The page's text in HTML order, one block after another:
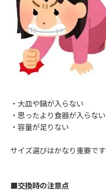
・大皿や鍋が入らない
・思ったより食器が入らない
・容量が足りない
サイズ選びはかなり重要です
■交換時の注意点